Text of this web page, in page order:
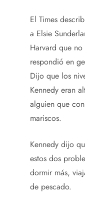
El Times
a Elsie
Harvard que
respondió en
Dijo que los
Kennedy eran
alguien que
mariscos.
Kennedy dijo
estos dos
dormir más,
de pescado.